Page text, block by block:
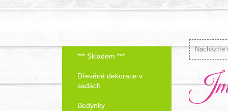
Nacházíte
*** Skladem ***
Dřevěné dekorace v
sadách
Bedýnky